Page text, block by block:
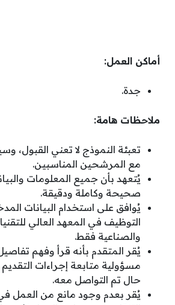
أماكن العمل:
جدة.
ملاحظات هامة:
تعبئة النموذج لا تعني القبول،
مع المرشحين المناسبين.
يُتعهد بأن جميع المعلومات
صحيحة وكاملة ودقيقة.
يُوافق على استخدام البيانات
التوظيف في المعهد العالي
والصناعية فقط.
يُقر المتقدم بأنه قرأ وفهم
مسؤولية متابعة إجراءات
حال تم التواصل معه.
يُقر بعدم وجود مانع من العمل